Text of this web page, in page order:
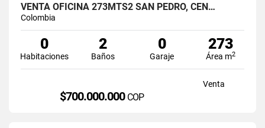
VENTA OFICINA 273MTS2 SAN PEDRO, CEN…
Colombia
0
Habitaciones
2
Baños
0
Garaje
273
Área m2
Venta
$700.000.000 COP